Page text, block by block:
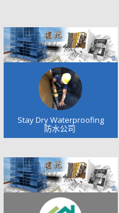
Stay Dry Waterproofing
防水公司